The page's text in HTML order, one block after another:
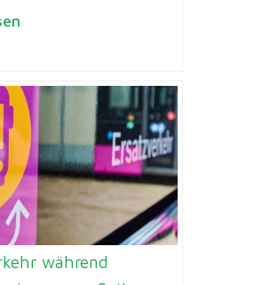
während